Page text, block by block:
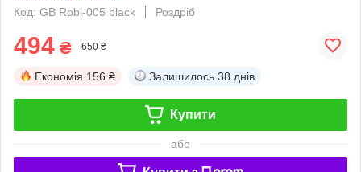
Код: GB Robl-005 black
Роздріб
494 ₴ 650 ₴
Економія 156 ₴ Залишилось 38 днів
Купити
або